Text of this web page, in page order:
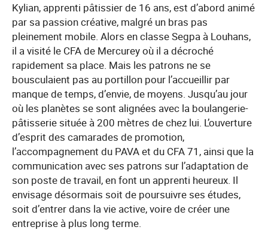
Kylian, apprenti pâtissier de 16 ans, est d’abord animé
par sa passion créative, malgré un bras pas
pleinement mobile. Alors en classe Segpa à Louhans,
il a visité le CFA de Mercurey où il a décroché
rapidement sa place. Mais les patrons ne se
bousculaient pas au portillon pour l’accueillir par
manque de temps, d’envie, de moyens. Jusqu’au jour
où les planètes se sont alignées avec la boulangerie-
pâtisserie située à 200 mètres de chez lui. L’ouverture
d’esprit des camarades de promotion,
l’accompagnement du PAVA et du CFA 71, ainsi que la
communication avec ses patrons sur l’adaptation de
son poste de travail, en font un apprenti heureux. Il
envisage désormais soit de poursuivre ses études,
soit d’entrer dans la vie active, voire de créer une
entreprise à plus long terme.